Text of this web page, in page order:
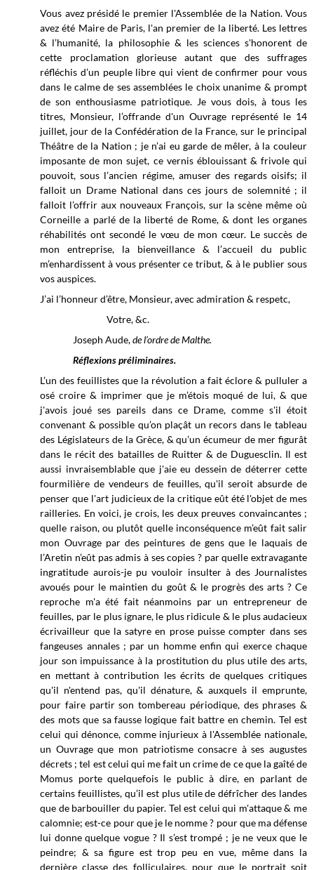
Vous avez présidé le premier l'Assemblée de la Nation. Vous
avez été Maire de Paris, l'an premier de la liberté. Les lettres
& l’humanité, la philosophie & les sciences s'honorent de
cette proclamation glorieuse autant que des suffrages
réfléchis d’un peuple libre qui vient de confirmer pour vous
dans le calme de ses assemblées le choix unanime & prompt
de son enthousiasme patriotique. Je vous dois, à tous les
titres, Monsieur, l’offrande d'un Ouvrage représenté le 14
juillet, jour de la Confédération de la France, sur le principal
Théâtre de la Nation ; je n’ai eu garde de mêler, à la couleur
imposante de mon sujet, ce vernis éblouissant & frivole qui
pouvoit, sous l’ancien régime, amuser des regards oisifs; il
falloit un Drame National dans ces jours de solemnité ; il
falloit l’offrir aux nouveaux François, sur la scène même où
Corneille a parlé de la liberté de Rome, & dont les organes
réhabilités ont secondé le vœu de mon cœur. Le succès de
mon entreprise, la bienveillance & l’accueil du public
m’enhardissent à vous présenter ce tribut, & à le publier sous
vos auspices.
J’ai l’honneur d’être, Monsieur, avec admiration & respetc,
Votre, &c.
Joseph Aude,de l’ordre de Malthe.
Réflexions préliminaires.
L’un des feuillistes que la révolution a fait éclore & pulluler a
osé croire & imprimer que je m’étois moqué de lui, & que
j'avois joué ses pareils dans ce Drame, comme s'il étoit
convenant & possible qu’on plaçât un recors dans le tableau
des Législateurs de la Grèce, & qu’un écumeur de mer figurât
dans le récit des batailles de Ruitter & de Duguesclin. Il est
aussi invraisemblable que j'aie eu dessein de déterrer cette
fourmilière de vendeurs de feuilles, qu'il seroit absurde de
penser que l'art judicieux de la critique eût été l'objet de mes
railleries. En voici, je crois, les deux preuves convaincantes ;
quelle raison, ou plutôt quelle inconséquence m’eût fait salir
mon Ouvrage par des peintures de gens que le laquais de
l’Aretin n’eût pas admis à ses copies ? par quelle extravagante
ingratitude aurois-je pu vouloir insulter à des Journalistes
avoués pour le maintien du goût & le progrès des arts ? Ce
reproche m'a été fait néanmoins par un entrepreneur de
feuilles, par le plus ignare, le plus ridicule & le plus audacieux
écrivailleur que la satyre en prose puisse compter dans ses
fangeuses annales ; par un homme enfin qui exerce chaque
jour son impuissance à la prostitution du plus utile des arts,
en mettant à contribution les écrits de quelques critiques
qu'il n'entend pas, qu'il dénature, & auxquels il emprunte,
pour faire partir son tombereau périodique, des phrases &
des mots que sa fausse logique fait battre en chemin. Tel est
celui qui dénonce, comme injurieux à l'Assemblée nationale,
un Ouvrage que mon patriotisme consacre à ses augustes
décrets ; tel est celui qui me fait un crime de ce que la gaîté de
Momus porte quelquefois le public à dire, en parlant de
certains feuillistes, qu’il est plus utile de défrîcher des landes
que de barbouiller du papier. Tel est celui qui m'attaque & me
calomnie; est-ce pour que je le nomme ? pour que ma défense
lui donne quelque vogue ? Il s’est trompé ; je ne veux que le
peindre; & sa figure est trop peu en vue, même dans la
dernière classe des folliculaires, pour que le portrait soit